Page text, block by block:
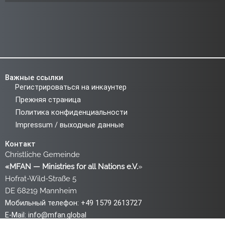
Важные ссылки
Регистрироваться на инкаунтер
Прежняя страница
Политика конфиденциальности
Impressum / выходные данные
Контакт
Christliche Gemeinde
«MFAN — Ministries for all Nations e.V.»
Hofrat-Wild-Straße 5
DE 68219 Mannheim
Мобильный телефон: +49 1579 2613727
E-Mail: info@mfan.global